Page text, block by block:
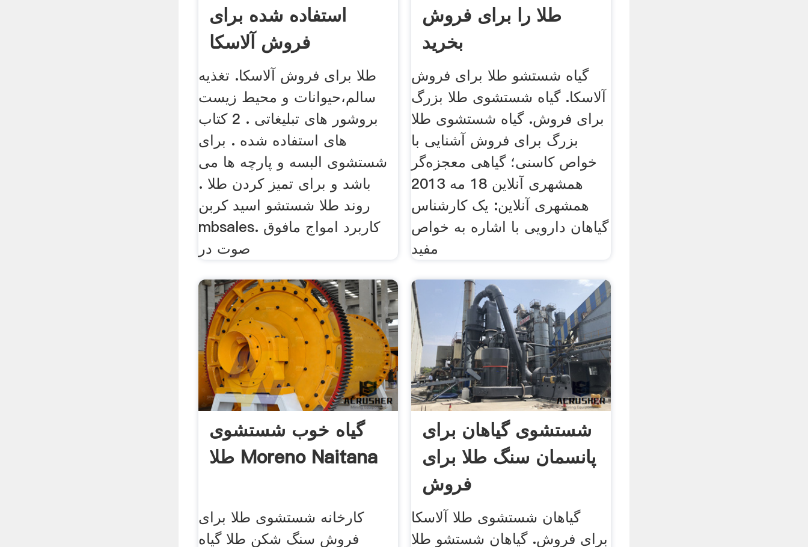
استفاده شده برای
فروش آلاسکا
طلا برای فروش آلاسکا. تغذیه
سالم،حیوانات و محیط زیست
بروشور های تبلیغاتی . 2 کتاب
های استفاده شده . برای
شستشوی البسه و پارچه ها می
باشد و برای تمیز کردن طلا .
روند طلا شستشو اسید کربن
mbsales. کاربرد امواج مافوق
صوت در
طلا را برای فروش
بخرید
گیاه شستشو طلا برای فروش
آلاسکا. گیاه شستشوی طلا بزرگ
برای فروش. گیاه شستشوی طلا
بزرگ برای فروش آشنایی با
خواص کاسنی؛ گیاهی معجزه‌گر
همشهری آنلاین 18 مه 2013
همشهری آنلاین: یک کارشناس
گیاهان دارویی با اشاره به خواص
مفید
گیاه خوب شستشوی
طلا Moreno Naitana
کارخانه شستشوی طلا برای
فروش سنگ شکن طلا گیاه
شستشوی گیاهان برای
پانسمان سنگ طلا برای
فروش
گیاهان شستشوی طلا آلاسکا
برای فروش. گیاهان شستشو طلا